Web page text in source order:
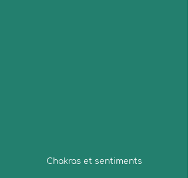
Chakras et sentiments